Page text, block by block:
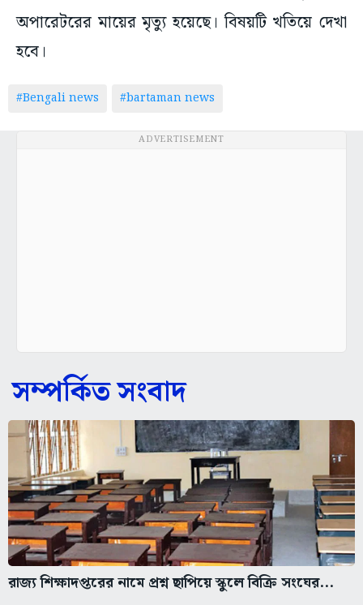
অপারেটরের মায়ের মৃত্যু হয়েছে। বিষয়টি খতিয়ে দেখা
হবে।
#Bengali news #bartaman news
ADVERTISEMENT
সম্পর্কিত সংবাদ
রাজ্য শিক্ষাদপ্তরের নামে প্রশ্ন ছাপিয়ে স্কুলে বিক্রি সংঘের...